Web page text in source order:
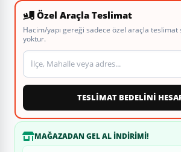
Özel Araçla Teslimat
Hacim/yapı gereği sadece özel araçla
yoktur.
Teslimat veya montaj adresi
TESLİMAT BEDELİNİ
MAĞAZADAN GEL AL İNDIRIMI!